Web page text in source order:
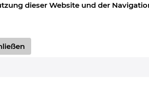
dieser Website und der
(in Tagen) Sie eine